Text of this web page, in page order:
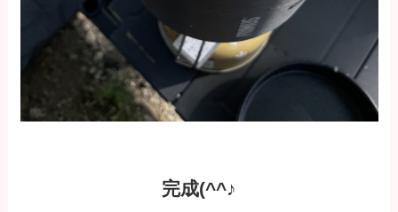
完成(^^♪